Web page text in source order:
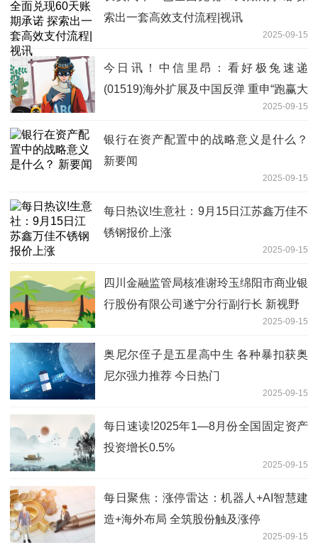
索出一套高效支付流程|视讯
2025-09-15
今日讯！中信里昂：看好极兔速递
(01519)海外扩展及中国反弹 重申“跑赢大
2025-09-15
银行在资产配置中的战略意义是什么？
新要闻
2025-09-15
每日热议!生意社：9月15日江苏鑫万佳不
锈钢报价上涨
2025-09-15
四川金融监管局核准谢玲玉绵阳市商业银
行股份有限公司遂宁分行副行长 新视野
2025-09-15
奥尼尔侄子是五星高中生 各种暴扣获奥
尼尔强力推荐 今日热门
2025-09-15
每日速读!2025年1—8月份全国固定资产
投资增长0.5%
2025-09-15
每日聚焦：涨停雷达：机器人+AI智慧建
造+海外布局 全筑股份触及涨停
2025-09-15